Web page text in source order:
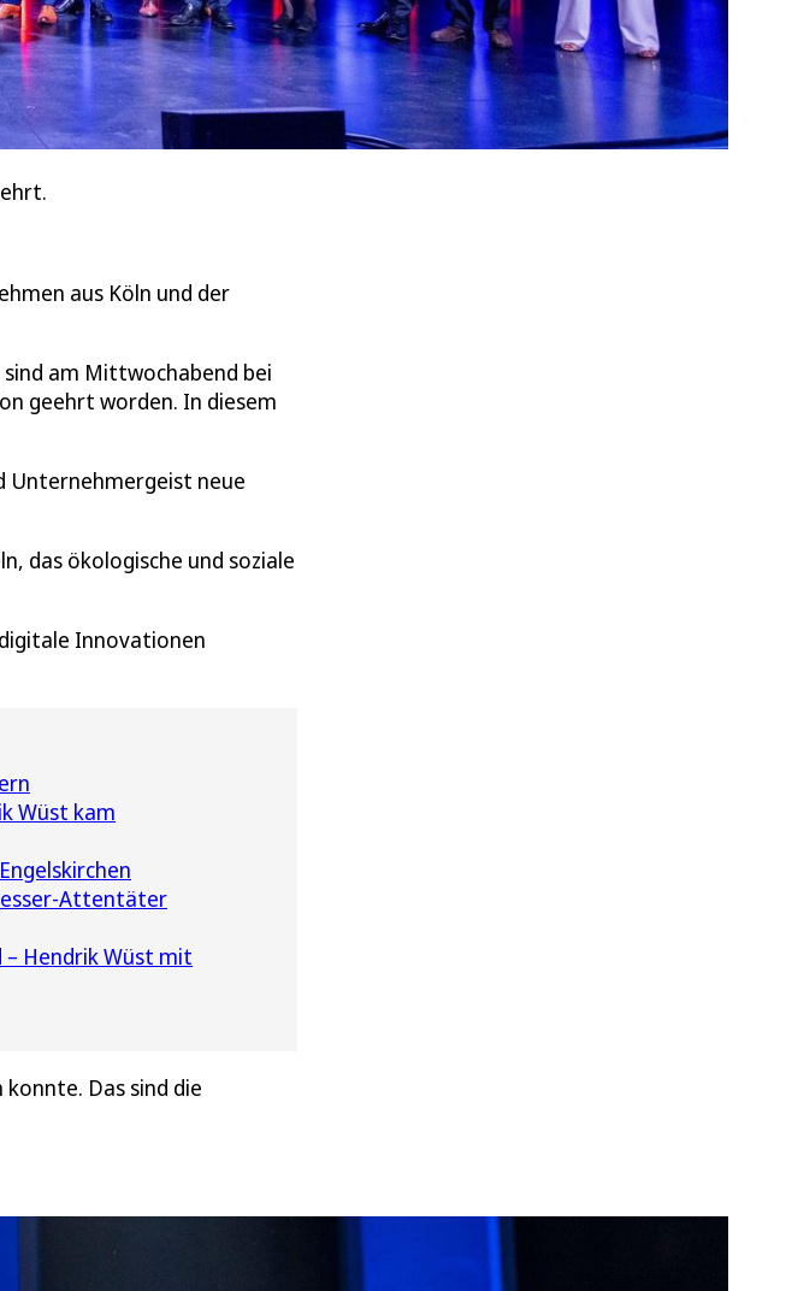
aus Köln und der
am Mittwochabend bei
geehrt worden. In diesem
Unternehmergeist neue
das ökologische und soziale
Innovationen
Wüst kam
Attentäter
Hendrik Wüst mit
Das sind die